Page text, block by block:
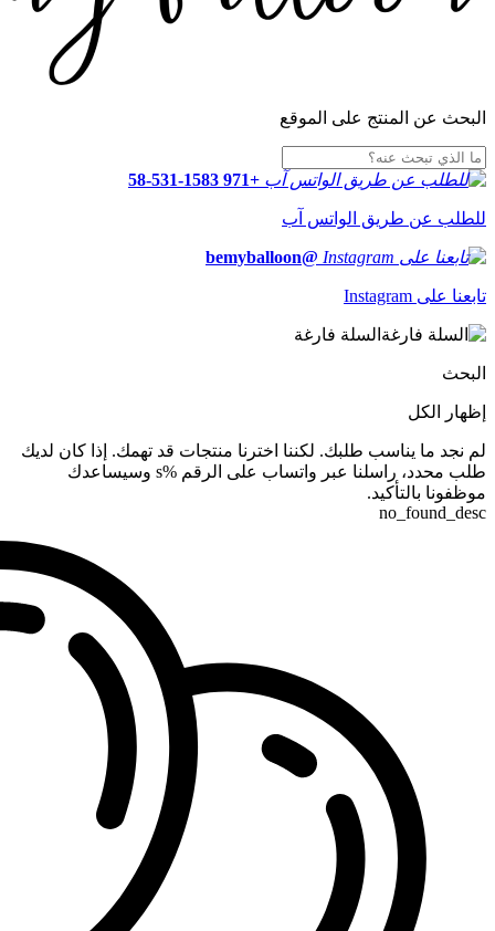
البحث عن المنتج على الموقع
+971 58-531-1583
للطلب عن طريق الواتس آب
@bemyballoon
تابعنا على Instagram
السلة فارغة
البحث
إظهار الكل
لم نجد ما يناسب طلبك. لكننا اخترنا منتجات قد تهمك. إذا كان لديك
طلب محدد، راسلنا عبر واتساب على الرقم %s وسيساعدك
موظفونا بالتأكيد.
no_found_desc